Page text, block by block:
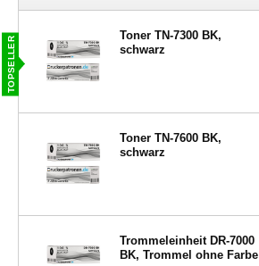
Toner TN-7300 BK,
schwarz
Toner TN-7600 BK,
schwarz
Trommeleinheit DR-7000
BK, Trommel ohne Farbe